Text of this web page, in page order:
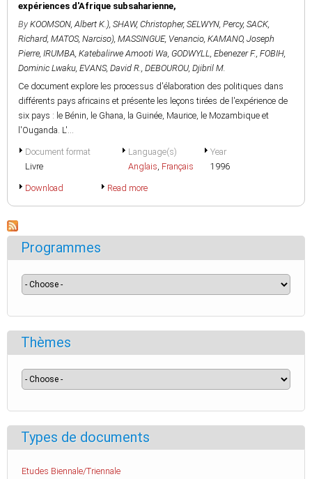
expériences d'Afrique subsaharienne,
By KOOMSON, Albert K.), SHAW, Christopher, SELWYN, Percy, SACK,
Richard, MATOS, Narciso), MASSINGUE, Venancio, KAMANO, Joseph
Pierre, IRUMBA, Katebalirwe Amooti Wa, GODWYLL, Ebenezer F., FOBIH,
Dominic Lwaku, EVANS, David R., DEBOUROU, Djibril M.
Ce document explore les processus d'élaboration des politiques dans
différents pays africains et présente les leçons tirées de l'expérience de
six pays : le Bénin, le Ghana, la Guinée, Maurice, le Mozambique et
l'Ouganda. L'...
Document format
Livre
Language(s)
Anglais, Français
Year
1996
Download Read more
Programmes
Thèmes
Types de documents
Etudes Biennale/Triennale